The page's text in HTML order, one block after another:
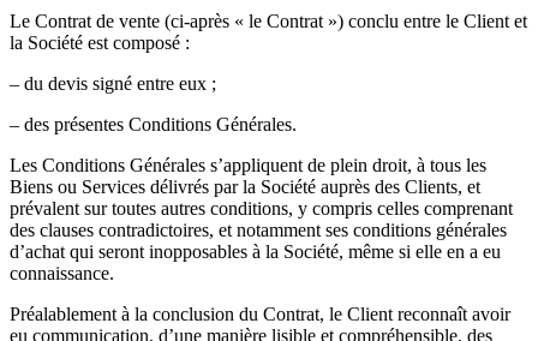
Le Contrat de vente (ci-après « le Contrat ») conclu entre le Client et
la Société est composé :
– du devis signé entre eux ;
– des présentes Conditions Générales.
Les Conditions Générales s’appliquent de plein droit, à tous les
Biens ou Services délivrés par la Société auprès des Clients, et
prévalent sur toutes autres conditions, y compris celles comprenant
des clauses contradictoires, et notamment ses conditions générales
d’achat qui seront inopposables à la Société, même si elle en a eu
connaissance.
Préalablement à la conclusion du Contrat, le Client reconnaît avoir
eu communication, d’une manière lisible et compréhensible, des